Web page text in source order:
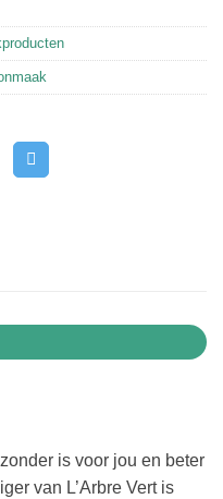
is voor jou en beter
van L’Arbre Vert is